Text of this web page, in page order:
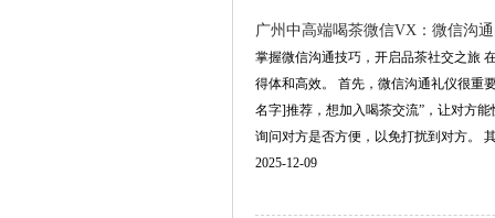
广州中高端喝茶微信VX‌：微信沟
掌握微信沟通技巧，开启品茶社交之旅
得体和高效。 首先，微信沟通礼仪很重
名字]推荐，想加入喝茶交流”，让对方
询问对方是否方便，以免打扰到对方。
2025-12-09